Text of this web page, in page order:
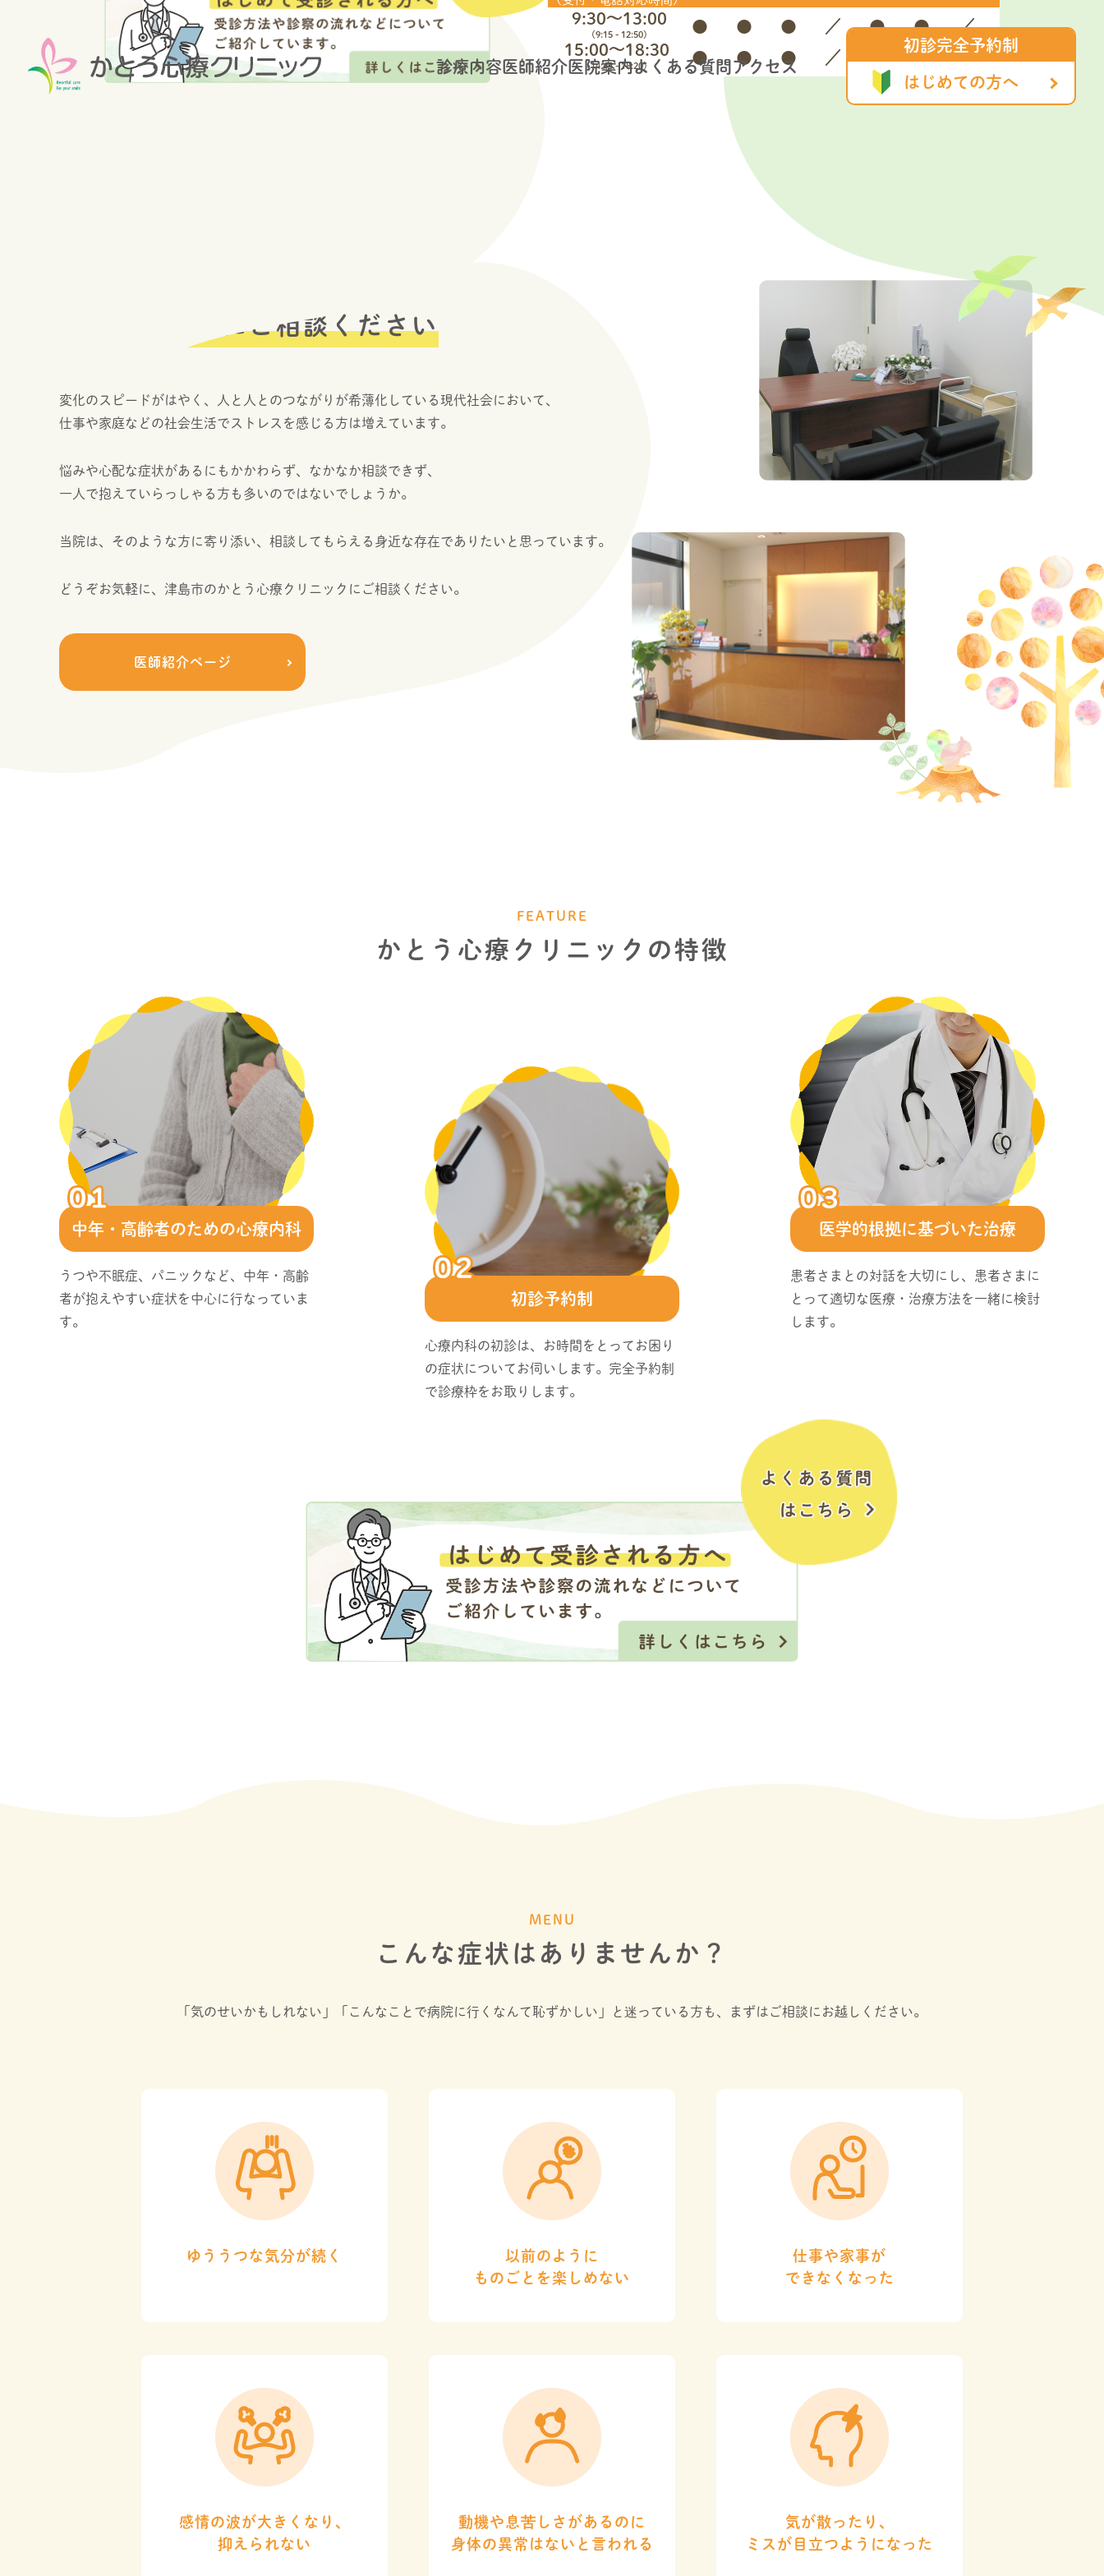
診療内容医師紹介医院案内よくある質問 アクセス
初診完全予約制
はじめての方へ
9:30～13:00
(9:15 - 12:50) ● ● ● ／ ● ●
／
15:00～18:30
(14:45 - 18:20) ● ● ● ／ ● ／ ／
どうぞお気軽にご相談ください
変化のスピードがはやく、人と人とのつながりが希薄化している現代社会において、
仕事や家庭などの社会生活でストレスを感じる方は増えています。
悩みや心配な症状があるにもかかわらず、なかなか相談できず、
一人で抱えていらっしゃる方も多いのではないでしょうか。
当院は、そのような方に寄り添い、相談してもらえる身近な存在でありたいと思っています。
どうぞお気軽に、津島市のかとう心療クリニックにご相談ください。
医師紹介ページ
FEATURE
かとう心療クリニックの特徴
中年・高齢者のための心療内科
うつや不眠症、パニックなど、中年・高齢
者が抱えやすい症状を中心に行なっていま
す。
初診予約制
心療内科の初診は、お時間をとってお困り
の症状についてお伺いします。完全予約制
で診療枠をお取りします。
医学的根拠に基づいた治療
患者さまとの対話を大切にし、患者さまに
とって適切な医療・治療方法を一緒に検討
します。
MENU
こんな症状はありませんか？
「気のせいかもしれない」「こんなことで病院に行くなんて恥ずかしい」と迷っている方も、まずはご相談にお越しください。
ゆううつな気分が続く
以前のように
ものごとを楽しめない
仕事や家事が
できなくなった
感情の波が大きくなり、
抑えられない
動機や息苦しさがあるのに
身体の異常はないと言われる
気が散ったり、
ミスが目立つようになった